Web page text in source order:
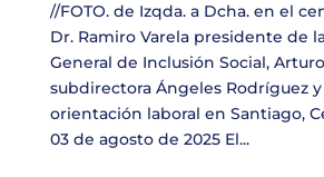
//FOTO. de Izqda. a Dcha. en el
Dr. Ramiro Varela presidente de
General de Inclusión Social,
subdirectora Ángeles Rodríguez
orientación laboral en Santiago,
03 de agosto de 2025 El...